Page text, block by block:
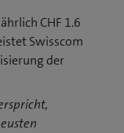
CHF 1.6
Swisscom
der